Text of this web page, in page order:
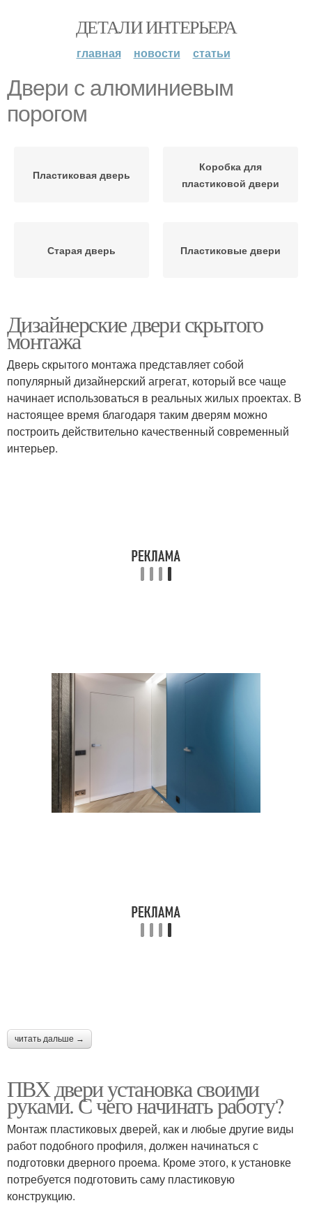
ДЕТАЛИ ИНТЕРЬЕРА
главная новости статьи
Двери с алюминиевым
порогом
Пластиковая дверь
Коробка для
пластиковой двери
Старая дверь Пластиковые двери
Дизайнерские двери скрытого
монтажа
Дверь скрытого монтажа представляет собой
популярный дизайнерский агрегат, который все чаще
начинает использоваться в реальных жилых проектах. В
настоящее время благодаря таким дверям можно
построить действительно качественный современный
интерьер.
читать дальше →
ПВХ двери установка своими
руками. С чего начинать работу?
Монтаж пластиковых дверей, как и любые другие виды
работ подобного профиля, должен начинаться с
подготовки дверного проема. Кроме этого, к установке
потребуется подготовить саму пластиковую
конструкцию.